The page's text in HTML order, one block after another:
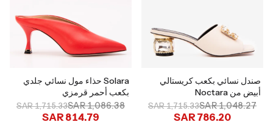
صندل نسائي بكعب كريستالي
أبيض من Noctara
SAR 1,048.27
SAR 1,715.33
SAR 786.20
Solara حذاء مول نسائي جلدي
بكعب أحمر قرمزي
SAR 1,086.38
SAR 1,715.33
SAR 814.79